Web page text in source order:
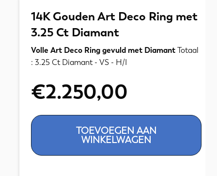
14K Gouden Art Deco Ring met
3.25 Ct Diamant
Volle Art Deco Ring gevuld met Diamant Totaal
: 3.25 Ct Diamant - VS - H/I
€2.250,00
14K
Art
Deco
TOEVOEGEN AAN
WINKELWAGEN